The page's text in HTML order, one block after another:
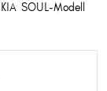
SOUL-Modell